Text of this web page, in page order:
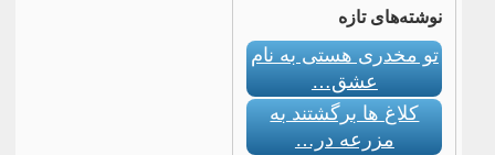
نوشته‌های تازه
تو مخدری هستی به نام
عشق…
کلاغ ها برگشتند به
مزرعه در…